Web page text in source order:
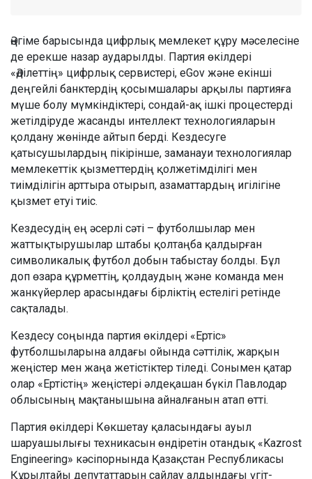
Әңгіме барысында цифрлық мемлекет құру мәселесіне
де ерекше назар аударылды. Партия өкілдері
«Әділеттің» цифрлық сервистері, eGov және екінші
деңгейлі банктердің қосымшалары арқылы партияға
мүше болу мүмкіндіктері, сондай-ақ ішкі процестерді
жетілдіруде жасанды интеллект технологияларын
қолдану жөнінде айтып берді. Кездесуге
қатысушылардың пікірінше, заманауи технологиялар
мемлекеттік қызметтердің қолжетімділігі мен
тиімділігін арттыра отырып, азаматтардың игілігіне
қызмет етуі тиіс.
Кездесудің ең әсерлі сәті – футболшылар мен
жаттықтырушылар штабы қолтаңба қалдырған
символикалық футбол добын табыстау болды. Бұл
доп өзара құрметтің, қолдаудың және команда мен
жанкүйерлер арасындағы бірліктің естелігі ретінде
сақталады.
Кездесу соңында партия өкілдері «Ертіс»
футболшыларына алдағы ойында сәттілік, жарқын
жеңістер мен жаңа жетістіктер тіледі. Сонымен қатар
олар «Ертістің» жеңістері әлдеқашан бүкіл Павлодар
облысының мақтанышына айналғанын атап өтті.
Партия өкілдері Көкшетау қаласындағы ауыл
шаруашылығы техникасын өндіретін отандық «Kazrost
Engineering» кәсіпорнында Қазақстан Республикасы
Құрылтайы депутаттарын сайлау алдындағы үгіт-